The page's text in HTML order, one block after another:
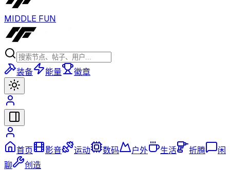
MIDDLE FUN
装备 能量 徽章
首页 影音 运动 数码 户外 生活 折腾
闲
聊
创造